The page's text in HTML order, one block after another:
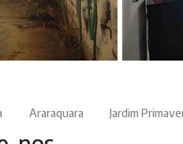
Araraquara Jardim